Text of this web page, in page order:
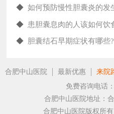
◆如何预防慢性胆囊炎的发
◆ 患胆囊息肉的人该如何饮
◆ 胆囊结石早期症状有哪些?
合肥中山医院 最新优惠 来院
免费咨询电话
合肥中山医院地址：
合肥中山医院版权所有